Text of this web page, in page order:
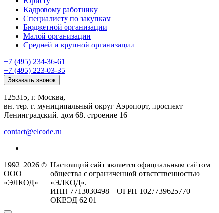
Кадровому работнику
Специалисту по закупкам
Бюджетной организации
Малой организации
Средней и крупной организации
+7 (495) 234-36-61
+7 (495) 223-03-35
Заказать звонок
125315, г. Москва,
вн. тер. г. муниципальный округ Аэропорт, проспект
Ленинградский, дом 68, строение 16
contact@elcode.ru
1992–2026 ©
ООО
«ЭЛКОД»
Настоящий сайт является официальным сайтом
общества с ограниченной ответственностью
«ЭЛКОД».
ИНН 7713030498 ОГРН 1027739625770
ОКВЭД 62.01